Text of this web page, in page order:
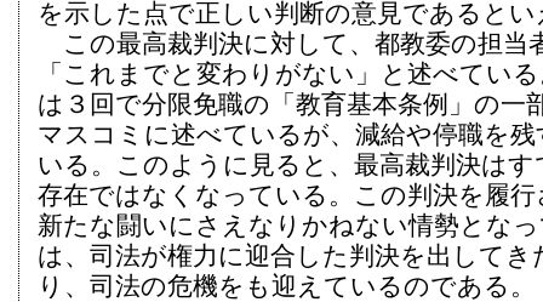
を示した点で正しい判断の意見であるとい
この最高裁判決に対して、都教委の担当
「これまでと変わりがない」と述べてい
は３回で分限免職の「教育基本条例」の一
マスコミに述べているが、減給や停職を
いる。このように見ると、最高裁判決はす
存在ではなくなっている。この判決を履
新たな闘いにさえなりかねない情勢とな
は、司法が権力に迎合した判決を出してき
り、司法の危機をも迎えているのである。